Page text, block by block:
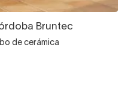
Bruntec
de cerámica